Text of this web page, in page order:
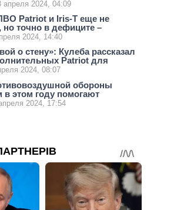
апреля 2024, 04:09
Patriot и Iris-T еще не
но точно в дефиците –
2024, 14:40
о стену»: Кулеба рассказал
Patriot для
2024, 08:07
обороны
в этом году помогают
2024, 17:54